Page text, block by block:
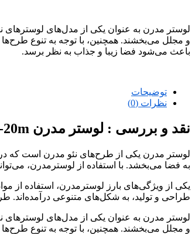
لوستر مدرن به عنوان یکی از مدل‌های لوسترهای
و مجلل می‌بخشند. همچنین، با توجه به تنوع طرح‌ها
باعث می‌شود فضا زیبا و جذاب به نظر برسد.
توضیحات
نظرات (0)
نقد و بررسی : لوستر مدرن L1571-20m لوسترسازان
لوستر مدرن یکی از طرح‌های نئو مدرن است که
به فضا می‌بخشد. با استفاده از لوسترمدرن،
یکی از ویژگی‌های بارز لوسترمدرن، استفاده از
طراحی و تولید، به شکل‌های متنوعی درآمده‌اند.
لوستر مدرن به عنوان یکی از مدل‌های لوسترهای
و مجلل می‌بخشند. همچنین، با توجه به تنوع طرح‌ها